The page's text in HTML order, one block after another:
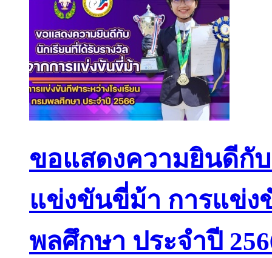
ขอแสดงความยินดีกับ
แข่งขันขี่ม้า การแข่ง
พลศึกษา ประจำปี